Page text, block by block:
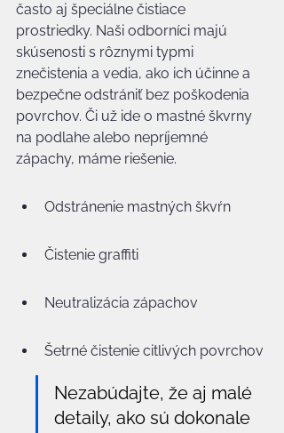
často aj špeciálne čistiace
prostriedky. Naši odborníci majú
skúsenosti s rôznymi typmi
znečistenia a vedia, ako ich účinne a
bezpečne odstrániť bez poškodenia
povrchov. Či už ide o mastné škvrny
na podlahe alebo nepríjemné
zápachy, máme riešenie.
Odstránenie mastných škvŕn
Čistenie graffiti
Neutralizácia zápachov
Šetrné čistenie citlivých povrchov
Nezabúdajte, že aj malé
detaily, ako sú dokonale